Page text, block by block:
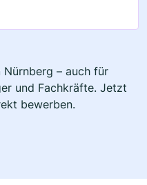
Nürnberg – auch für
und Fachkräfte. Jetzt
bewerben.